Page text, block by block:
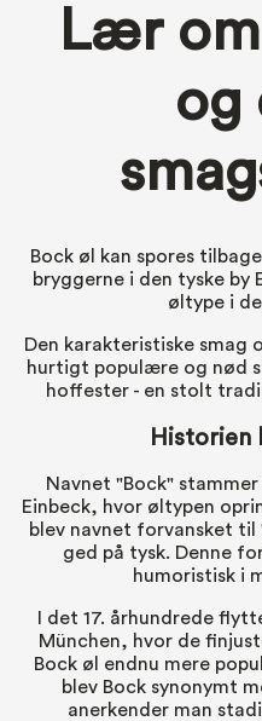
Lær
og
Bock øl kan spores
bryggerne i den tyske by
øltype i
Den karakteristiske smag
hurtigt populære og nød
hoffester - en stolt
Historien
Navnet "Bock"
Einbeck, hvor øltypen
blev navnet forvansket
ged på tysk. Denne
humoristisk i
I det 17. århundrede
München, hvor de
Bock øl endnu mere
blev Bock synonymt
anerkender man